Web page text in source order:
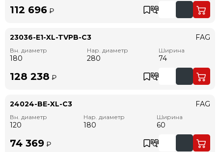
112 696 ₽
23036-E1-XL-TVPB-C3
Вн. диаметр
180
Нар. диаметр
280
Ширина
74
FAG
128 238 ₽
24024-BE-XL-C3
Вн. диаметр
120
Нар. диаметр
180
Ширина
60
FAG
74 369 ₽